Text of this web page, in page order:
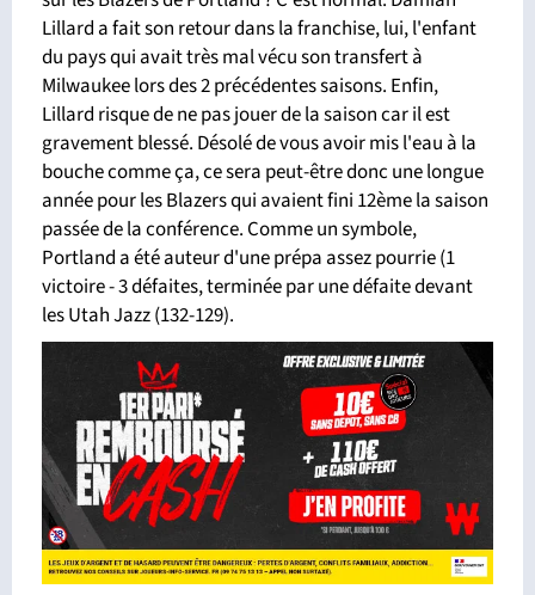
Lillard a fait son retour dans la franchise, lui, l'enfant
du pays qui avait très mal vécu son transfert à
Milwaukee lors des 2 précédentes saisons. Enfin,
Lillard risque de ne pas jouer de la saison car il est
gravement blessé. Désolé de vous avoir mis l'eau à la
bouche comme ça, ce sera peut-être donc une longue
année pour les Blazers qui avaient fini 12ème la saison
passée de la conférence. Comme un symbole,
Portland a été auteur d'une prépa assez pourrie (1
victoire - 3 défaites, terminée par une défaite devant
les Utah Jazz (132-129).